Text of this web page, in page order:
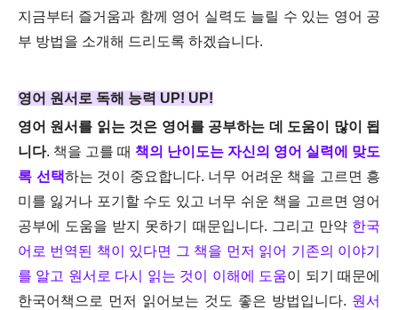
지금부터 즐거움과 함께 영어 실력도 늘릴 수 있는 영어 공
부 방법을 소개해 드리도록 하겠습니다.
영어 원서로 독해 능력 UP! UP!
영어 원서를 읽는 것은 영어를 공부하는 데 도움이 많이 됩
니다. 책을 고를 때 책의 난이도는 자신의 영어 실력에 맞도
록 선택하는 것이 중요합니다. 너무 어려운 책을 고르면 흥
미를 잃거나 포기할 수도 있고 너무 쉬운 책을 고르면 영어
공부에 도움을 받지 못하기 때문입니다. 그리고 만약 한국
어로 번역된 책이 있다면 그 책을 먼저 읽어 기존의 이야기
를 알고 원서로 다시 읽는 것이 이해에 도움이 되기 때문에
한국어책으로 먼저 읽어보는 것도 좋은 방법입니다. 원서